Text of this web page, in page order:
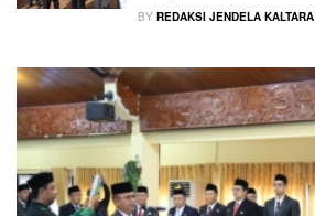
BY REDAKSI JENDELA KALTARA